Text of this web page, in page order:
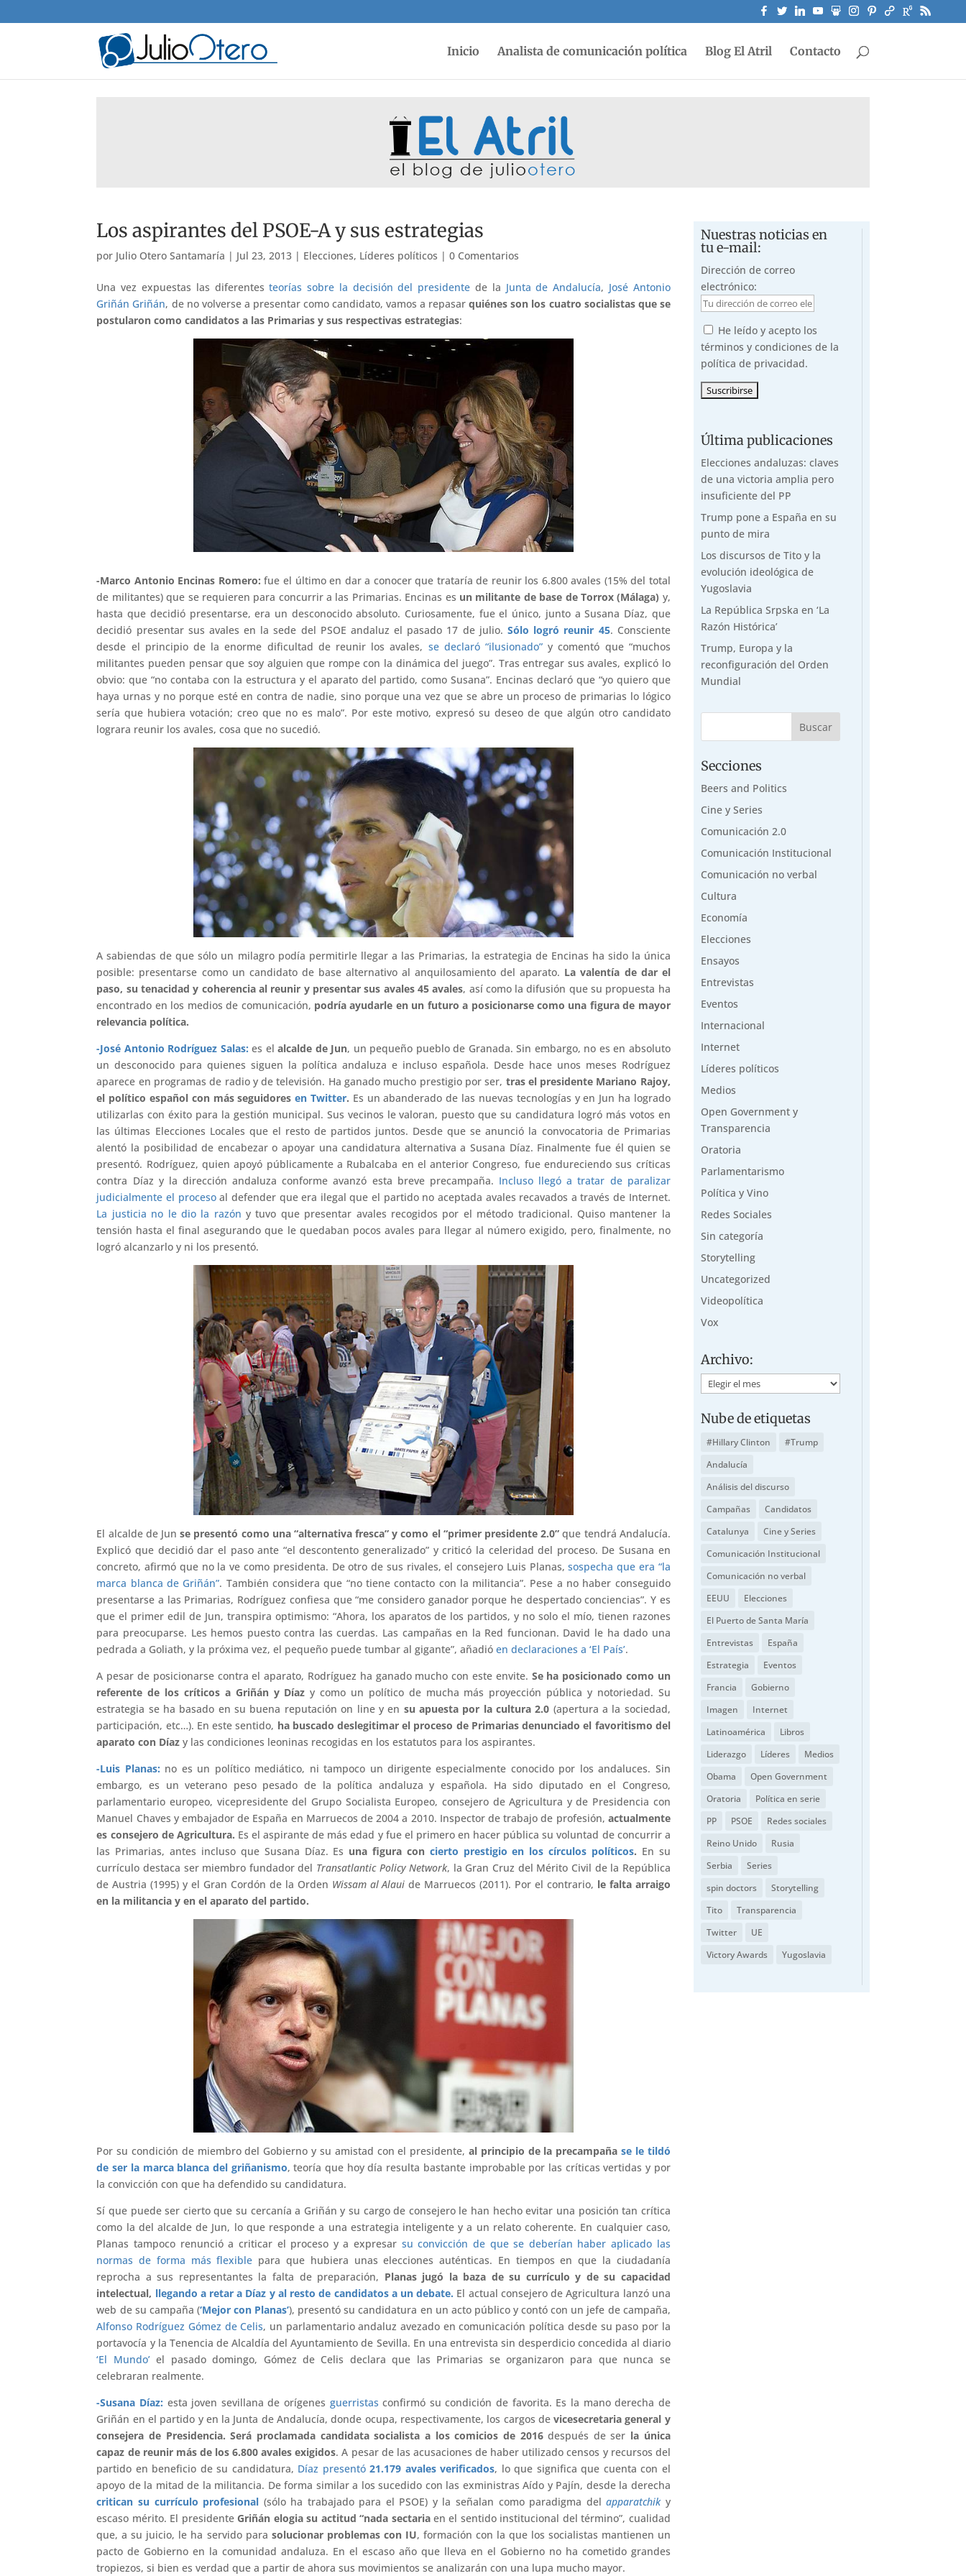
Inicio Analista de comunicación política Blog El Atril Contacto
Los aspirantes del PSOE-A y sus estrategias
por Julio Otero Santamaría | Jul 23, 2013 | Elecciones, Líderes políticos |0 Comentarios
Una vez expuestas las diferentesteorías sobre la decisión del presidente de la Junta de Andalucía, José Antonio
Griñán Griñán, de no volverse a presentar como candidato, vamos a repasarquiénes son los cuatro socialistas que se
postularon como candidatos a las Primarias y sus respectivas estrategias:
-Marco Antonio Encinas Romero: fue el último en dar a conocer que trataría de reunir los 6.800 avales (15% del total
de militantes) que se requieren para concurrir a las Primarias. Encinas es un militante de base de Torrox (Málaga) y,
hasta que decidió presentarse, era un desconocido absoluto. Curiosamente, fue el único, junto a Susana Díaz, que
decidió presentar sus avales en la sede del PSOE andaluz el pasado 17 de julio.Sólo logró reunir 45. Consciente
desde el principio de la enorme dificultad de reunir los avales, se declaró “ilusionado”y comentó que “muchos
militantes pueden pensar que soy alguien que rompe con la dinámica del juego”. Tras entregar sus avales, explicó lo
obvio: que “no contaba con la estructura y el aparato del partido, como Susana”. Encinas declaró que “yo quiero que
haya urnas y no porque esté en contra de nadie, sino porque una vez que se abre un proceso de primarias lo lógico
sería que hubiera votación; creo que no es malo”. Por este motivo, expresó su deseo de que algún otro candidato
lograra reunir los avales, cosa que no sucedió.
A sabiendas de que sólo un milagro podía permitirle llegar a las Primarias, la estrategia de Encinas ha sido la única
posible: presentarse como un candidato de base alternativo al anquilosamiento del aparato. La valentía de dar el
paso, su tenacidad y coherencia al reunir y presentar sus avales 45 avales, así como la difusión que su propuesta ha
encontrado en los medios de comunicación, podría ayudarle en un futuro a posicionarse como una figura de mayor
relevancia política.
-José Antonio Rodríguez Salas: es elalcalde de Jun, un pequeño pueblo de Granada. Sin embargo, no es en absoluto
un desconocido para quienes siguen la política andaluza e incluso española. Desde hace unos meses Rodríguez
aparece en programas de radio y de televisión. Ha ganado mucho prestigio por ser, tras el presidente Mariano Rajoy,
el político español con más seguidoresen Twitter. Es un abanderado de las nuevas tecnologías y en Jun ha logrado
utilizarlas con éxito para la gestión municipal. Sus vecinos le valoran, puesto que su candidatura logró más votos en
las últimas Elecciones Locales que el resto de partidos juntos. Desde que se anunció la convocatoria de Primarias
alentó la posibilidad de encabezar o apoyar una candidatura alternativa a Susana Díaz. Finalmente fue él quien se
presentó. Rodríguez, quien apoyó públicamente a Rubalcaba en el anterior Congreso, fue endureciendo sus críticas
contra Díaz y la dirección andaluza conforme avanzó esta breve precampaña. Incluso llegó a tratar de paralizar
judicialmente el procesoal defender que era ilegal que el partido no aceptada avales recavados a través de Internet.
La justicia no le dio la razón y tuvo que presentar avales recogidos por el método tradicional. Quiso mantener la
tensión hasta el final asegurando que le quedaban pocos avales para llegar al número exigido, pero, finalmente, no
logró alcanzarlo y ni los presentó.
El alcalde de Junse presentó como una “alternativa fresca” y como el “primer presidente 2.0” que tendrá Andalucía.
Explicó que decidió dar el paso ante “el descontento generalizado” y criticó la celeridad del proceso. De Susana en
concreto, afirmó que no la ve como presidenta. De otro de sus rivales, el consejero Luis Planas,sospecha que era “la
marca blanca de Griñán”. También considera que “no tiene contacto con la militancia”. Pese a no haber conseguido
presentarse a las Primarias, Rodríguez confiesa que “me considero ganador porque he despertado conciencias”. Y es
que el primer edil de Jun, transpira optimismo: “Ahora, los aparatos de los partidos, y no solo el mío, tienen razones
para preocuparse. Les hemos puesto contra las cuerdas. Las campañas en la Red funcionan. David le ha dado una
pedrada a Goliath, y la próxima vez, el pequeño puede tumbar al gigante”, añadióen declaraciones a ‘El País’.
A pesar de posicionarse contra el aparato, Rodríguez ha ganado mucho con este envite. Se ha posicionado como un
referente de los críticos a Griñán y Díaz y como un político de mucha más proyección pública y notoriedad. Su
estrategia se ha basado en su buena reputación on line y en su apuesta por la cultura 2.0 (apertura a la sociedad,
participación, etc…). En este sentido, ha buscado deslegitimar el proceso de Primarias denunciado el favoritismo del
aparato con Díaz y las condiciones leoninas recogidas en los estatutos para los aspirantes.
-Luis Planas: no es un político mediático, ni tampoco un dirigente especialmente conocido por los andaluces. Sin
embargo, es un veterano peso pesado de la política andaluza y española. Ha sido diputado en el Congreso,
parlamentario europeo, vicepresidente del Grupo Socialista Europeo, consejero de Agricultura y de Presidencia con
Manuel Chaves y embajador de España en Marruecos de 2004 a 2010. Inspector de trabajo de profesión, actualmente
es consejero de Agricultura. Es el aspirante de más edad y fue el primero en hacer pública su voluntad de concurrir a
las Primarias, antes incluso que Susana Díaz. Es una figura con cierto prestigio en los círculos políticos. En su
currículo destaca ser miembro fundador del Transatlantic Policy Network, la Gran Cruz del Mérito Civil de la República
de Austria (1995) y el Gran Cordón de la Orden Wissam al Alaui de Marruecos (2011). Por el contrario, le falta arraigo
en la militancia y en el aparato del partido.
Por su condición de miembro del Gobierno y su amistad con el presidente,al principio de la precampañase le tildó
de ser la marca blanca del griñanismo, teoría que hoy día resulta bastante improbable por las críticas vertidas y por
la convicción con que ha defendido su candidatura.
Sí que puede ser cierto que su cercanía a Griñán y su cargo de consejero le han hecho evitar una posición tan crítica
como la del alcalde de Jun, lo que responde a una estrategia inteligente y a un relato coherente. En cualquier caso,
Planas tampoco renunció a criticar el proceso y a expresar su convicción de que se deberían haber aplicado las
normas de forma más flexible para que hubiera unas elecciones auténticas. En tiempos en que la ciudadanía
reprocha a sus representantes la falta de preparación, Planas jugó la baza de su currículo y de su capacidad
intelectual, llegando a retar a Díaz y al resto de candidatos a un debate. El actual consejero de Agricultura lanzó una
web de su campaña (‘Mejor con Planas’), presentó su candidatura en un acto público y contó con un jefe de campaña,
Alfonso Rodríguez Gómez de Celis, un parlamentario andaluz avezado en comunicación política desde su paso por la
portavocía y la Tenencia de Alcaldía del Ayuntamiento de Sevilla. En una entrevista sin desperdicio concedida al diario
‘El Mundo’el pasado domingo, Gómez de Celis declara que las Primarias se organizaron para que nunca se
celebraran realmente.
-Susana Díaz: esta joven sevillana de orígenes guerristas confirmó su condición de favorita. Es la mano derecha de
Griñán en el partido y en la Junta de Andalucía, donde ocupa, respectivamente, los cargos devicesecretaria general y
consejera de Presidencia. Será proclamada candidata socialista a los comicios de 2016después de ser la única
capaz de reunir más de los 6.800 avales exigidos. A pesar de las acusaciones de haber utilizado censos y recursos del
partido en beneficio de su candidatura, Díaz presentó21.179 avales verificados, lo que significa que cuenta con el
apoyo de la mitad de la militancia. De forma similar a los sucedido con las exministras Aído y Pajín, desde la derecha
critican su currículo profesional (sólo ha trabajado para el PSOE) y la señalan como paradigma delapparatchiky
escaso mérito. El presidente Griñán elogia su actitud “nada sectariaen el sentido institucional del término”, cualidad
que, a su juicio, le ha servido para solucionar problemas con IU, formación con la que los socialistas mantienen un
pacto de Gobierno en la comunidad andaluza. En el escaso año que lleva en el Gobierno no ha cometido grandes
tropiezos, si bien es verdad que a partir de ahora sus movimientos se analizarán con una lupa mucho mayor.
Nuestras noticias en
tu e-mail:
Dirección de correo
electrónico:
He leído y acepto los
términos y condiciones de la
política de privacidad.
Última publicaciones
Elecciones andaluzas: claves
de una victoria amplia pero
insuficiente del PP
Trump pone a España en su
punto de mira
Los discursos de Tito y la
evolución ideológica de
Yugoslavia
La República Srpska en ‘La
Razón Histórica’
Trump, Europa y la
reconfiguración del Orden
Mundial
Secciones
Beers and Politics
Cine y Series
Comunicación 2.0
Comunicación Institucional
Comunicación no verbal
Cultura
Economía
Elecciones
Ensayos
Entrevistas
Eventos
Internacional
Internet
Líderes políticos
Medios
Open Government y
Transparencia
Oratoria
Parlamentarismo
Política y Vino
Redes Sociales
Sin categoría
Storytelling
Uncategorized
Videopolítica
Vox
Archivo:
Archivo:
Nube de etiquetas
#Hillary Clinton
#Trump
Andalucía
Análisis del discurso
Campañas
Candidatos
Catalunya
Cine y Series
Comunicación Institucional
Comunicación no verbal
EEUU
Elecciones
El Puerto de Santa María
Entrevistas
España
Estrategia
Eventos
Francia
Gobierno
Imagen
Internet
Latinoamérica
Libros
Liderazgo
Líderes
Medios
Obama
Open Government
Oratoria
Política en serie
PP
PSOE
Redes sociales
Reino Unido
Rusia
Serbia
Series
spin doctors
Storytelling
Tito
Transparencia
Twitter
UE
Victory Awards
Yugoslavia